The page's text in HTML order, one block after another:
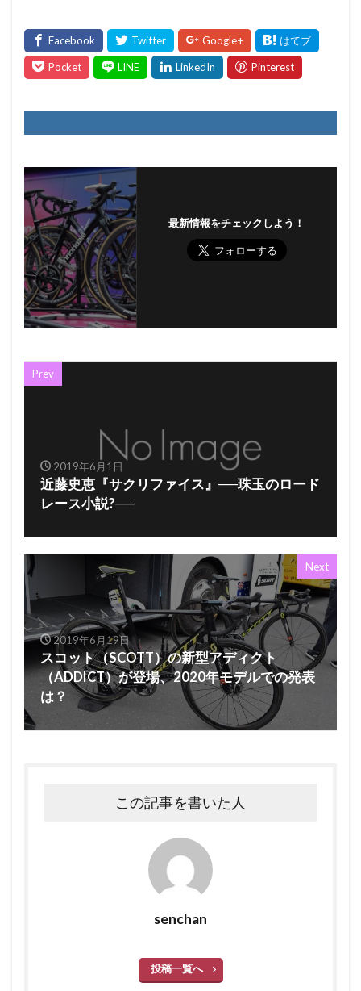
最新情報をチェックしよう！
Prev
2019年6月1日
近藤史恵『サクリファイス』──珠玉のロード
レース小説?──
Next
2019年6月19日
スコット（SCOTT）の新型アディクト
（ADDICT）が登場、2020年モデルでの発表
は？
この記事を書いた人
senchan
投稿一覧へ